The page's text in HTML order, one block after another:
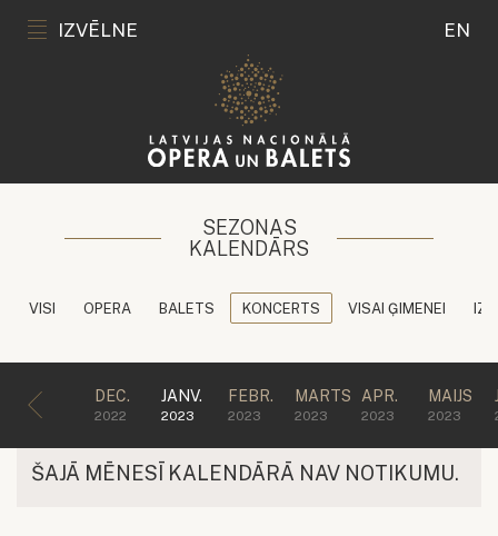
IZVĒLNE EN
SEZONAS
KALENDĀRS
VISI OPERA BALETS KONCERTS VISAI ĢIMENEI
DEC.
2022
JANV.
2023
FEBR.
2023
MARTS
2023
APR.
2023
MAIJS
2023
ŠAJĀ MĒNESĪ KALENDĀRĀ NAV NOTIKUMU.